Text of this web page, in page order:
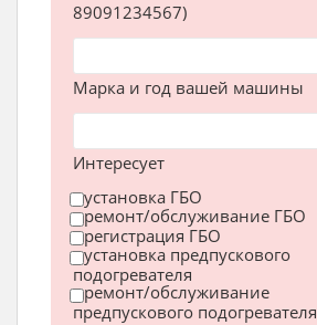
89091234567)
Марка и год вашей машины
Интересует
установка ГБО
ремонт/обслуживание ГБО
регистрация ГБО
установка предпускового
подогревателя
ремонт/обслуживание
предпускового подогревателя